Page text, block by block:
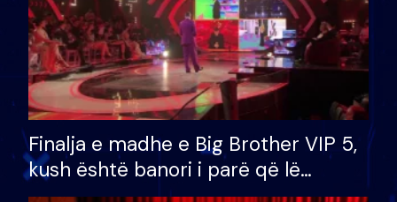
Finalja e madhe e Big Brother VIP 5,
kush është banori i parë që lë
shtëpinë dhe humb mundësinë për